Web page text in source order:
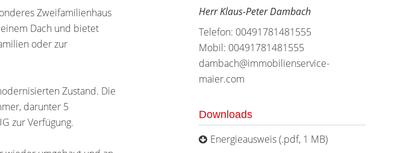
Zweifamilienhaus
Dach und bietet
oder zur
Zustand. Die
darunter 5
zur Verfügung.
Herr Klaus-Peter Dambach
Telefon: 00491781481555
Mobil: 00491781481555
dambach@immobilienservice-
maier.com
Downloads
Energieausweis (.pdf, 1 MB)